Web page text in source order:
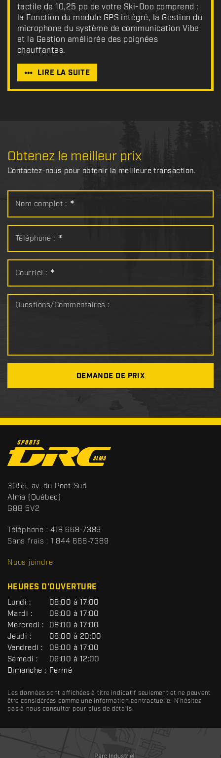
tactile de 10,25 po de votre Ski-Doo comprend :
la Fonction du module GPS intégré, la Gestion du
microphone du système de communication Vibe
et la Gestion améliorée des poignées
chauffantes.
LIRE LA SUITE
Obtenez le meilleur prix
Contactez-nous pour obtenir la meilleure transaction.
Nom complet : *
Téléphone : *
Courriel : *
Questions/Commentaires :
DEMANDE DE PRIX
C
o
n
t
a
c
S
p
o
t
s
R
3055, av. du Pont Sud
Alma (Québec)
G8B 5V2
Téléphone : 418 668-7389
Sans frais : 1 844 668-7389
Nous joindre
HEURES D'OUVERTURE
G
É
N
É
R
A
L
Lundi :
08:00 à 17:00
Mardi :
08:00 à 17:00
Mercredi :
08:00 à 17:00
Jeudi :
08:00 à 20:00
Vendredi :
08:00 à 17:00
Samedi :
09:00 à 12:00
Dimanche : Fermé
Les données sont affichées à titre indicatif seulement et ne peuvent
être considérées comme une information contractuelle. N'hésitez
pas à nous consulter pour plus de détails.